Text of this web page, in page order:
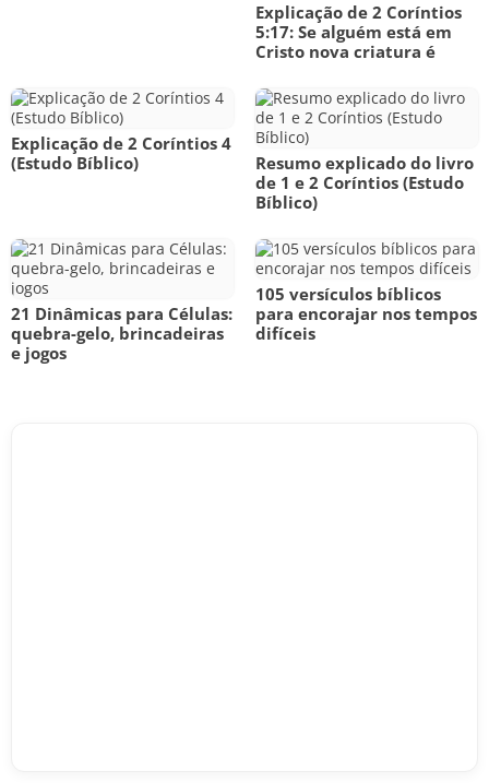
Explicação de 2 Coríntios
5:17: Se alguém está em
Cristo nova criatura é
Explicação de 2 Coríntios 4
(Estudo Bíblico)
Resumo explicado do livro
de 1 e 2 Coríntios (Estudo
Bíblico)
21 Dinâmicas para Células:
quebra-gelo, brincadeiras
e jogos
105 versículos bíblicos
para encorajar nos tempos
difíceis